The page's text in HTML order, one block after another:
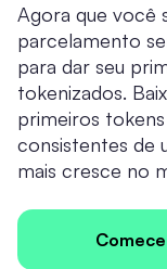
Agora que você
parcelamento
para dar seu
tokenizados.
primeiros
consistentes de
mais cresce no